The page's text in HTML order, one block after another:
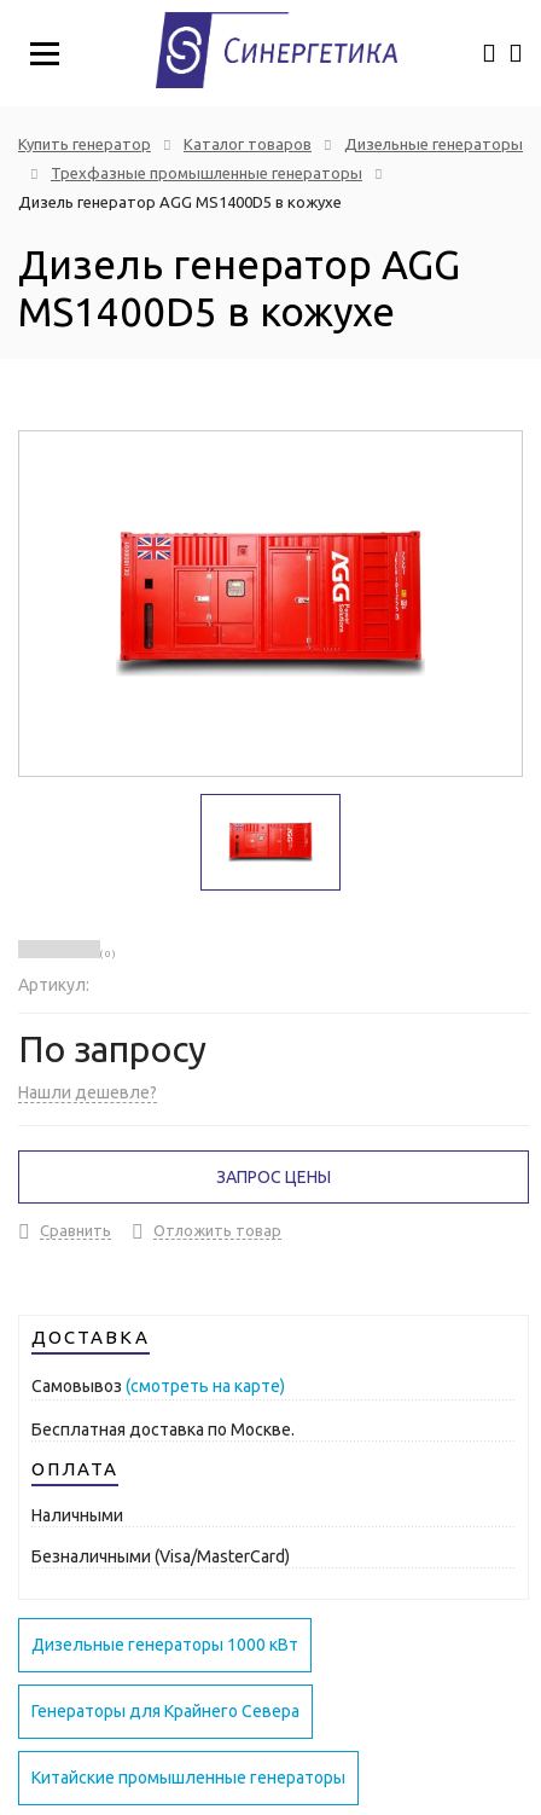
Купить генератор Каталог товаров
Дизельные генераторы
Трехфазные промышленные генераторы
Дизель генератор AGG MS1400D5 в кожухе
Дизель генератор AGG
MS1400D5 в кожухе
( 0 )
Артикул:
По запросу
Нашли дешевле?
ЗАПРОС ЦЕНЫ
Сравнить Отложить товар
ДОСТАВКА
Самовывоз (смотреть на карте)
Бесплатная доставка по Москве.
ОПЛАТА
Наличными
Безналичными (Visa/MasterCard)
Дизельные генераторы 1000 кВт
Генераторы для Крайнего Севера
Китайские промышленные генераторы